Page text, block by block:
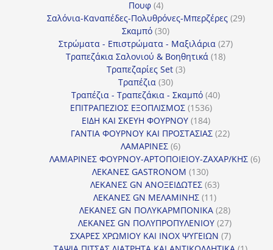
Πουφ 44
προϊόντα
Σαλόνια-Καναπέδες-Πολυθρόνες-Μπερζέρες 2929
Σκαμπό 3030
προϊόντα
Στρώματα - Επιστρώματα - Μαξιλάρια 2727
Τραπεζάκια Σαλονιού & Βοηθητικά 1818
Τραπεζαρίες Set 33
Τραπέζια 3030
προϊόντα
Τραπέζια - Τραπεζάκια - Σκαμπό 4040
ΕΠΙΤΡΑΠΕΖΙΟΣ ΕΞΟΠΛΙΣΜΟΣ 15361536
προϊόντα
ΕΙΔΗ ΚΑΙ ΣΚΕΥΗ ΦΟΥΡΝΟΥ 184184
προϊόντα
ΓΑΝΤΙΑ ΦΟΥΡΝΟΥ ΚΑΙ ΠΡΟΣΤΑΣΙΑΣ 2222
ΛΑΜΑΡΙΝΕΣ 66
προϊόντα
ΛΑΜΑΡΙΝΕΣ ΦΟΥΡΝΟΥ-ΑΡΤΟΠΟΙΕΙΟΥ-ΖΑΧΑΡ/ΚΗΣ 66
ΛΕΚΑΝΕΣ GASTRONOM 130130
προϊόντα
ΛΕΚΑΝΕΣ GN ΑΝΟΞΕΙΔΩΤΕΣ 6363
ΛΕΚΑΝΕΣ GN ΜΕΛΑΜΙΝΗΣ 1111
προϊόντα
ΛΕΚΑΝΕΣ GN ΠΟΛΥΚΑΡΜΠΟΝΙΚΑ 2828
προϊόντα
ΛΕΚΑΝΕΣ GN ΠΟΛΥΠΡΟΠΥΛΕΝΙΟΥ 2727
προϊόντα
ΣΧΑΡΕΣ ΧΡΩΜΙΟΥ ΚΑΙ INOX ΨΥΓΕΙΩΝ 77
προϊόντα
1